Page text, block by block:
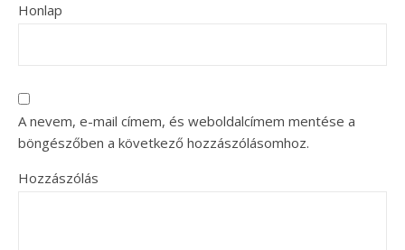
Honlap
A nevem, e-mail címem, és weboldalcímem mentése a
böngészőben a következő hozzászólásomhoz.
Hozzászólás